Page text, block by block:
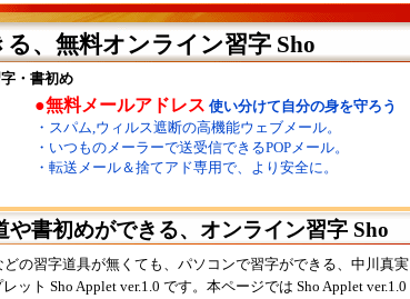
、無料オンライン習字 Sho
・書初め
書初めができる、オンライン習字 Sho
の習字道具が無くても、パソコンで習字ができる、中川真実
ット Sho Applet ver.1.0 です。本ページでは Sho Applet ver.1.0